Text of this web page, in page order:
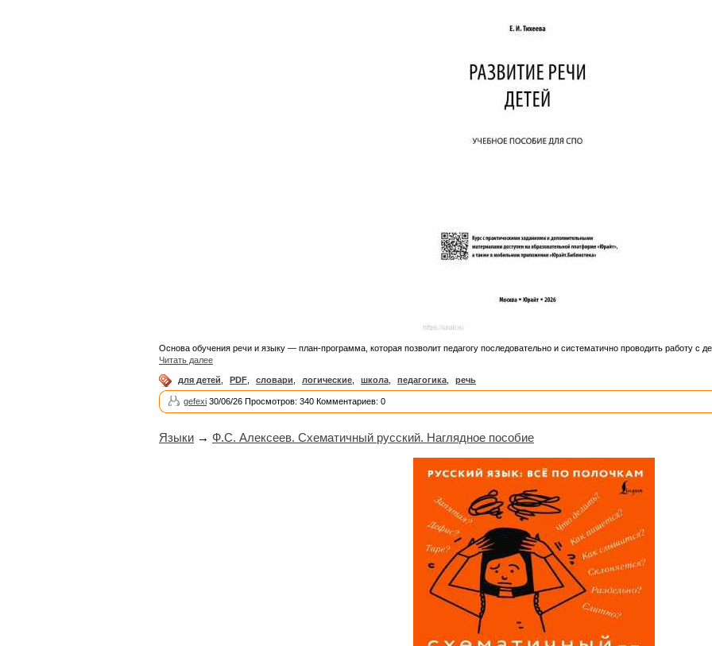
Основа обучения речи и языку — план-программа, которая позволит педагогу последовательно и систематично проводить работу с
Читать далее
для детей PDF словари логические школа педагогика речь
gefexi 30/06/26 Просмотров: 340 Комментариев: 0
Языки → Ф.С. Алексеев. Схематичный русский. Наглядное пособие